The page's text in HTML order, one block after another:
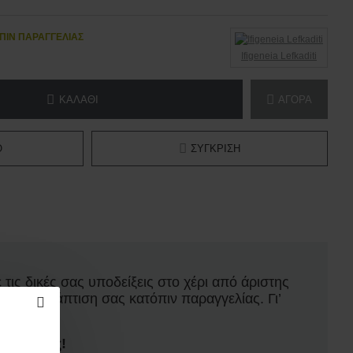
ΠΑΡΑΓΓΕΛΊΑΣ
Ifigeneia Lefkaditi
ΚΑΛΆΘΙ ΑΓΟΡΆ
ΣΎΓΚΡΙΣΗ
δικές σας υποδείξεις στο χέρι από άριστης
βάπτιση σας κατόπιν παραγγελίας. Γι’
μας!